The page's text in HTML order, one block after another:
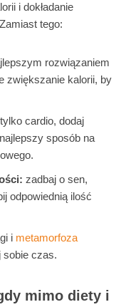
i dokładanie
tego:
rozwiązaniem
zwiększanie kalorii, by
cardio, dodaj
sposób na
zadbaj o sen,
odpowiednią ilość
i metamorfoza
sobie czas.
mimo diety i